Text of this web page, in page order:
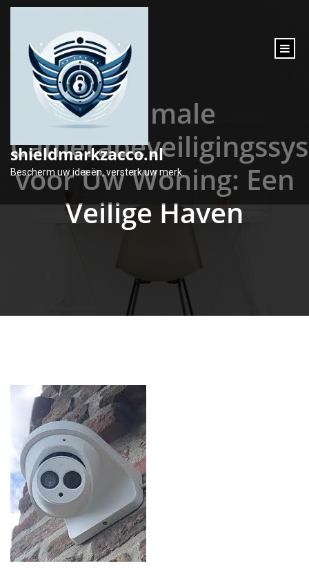
inhoud
shieldmarkzacco.nl
Bescherm uw ideeën, versterk uw merk.
Optimale
voor Uw Woning: Een
Veilige Haven